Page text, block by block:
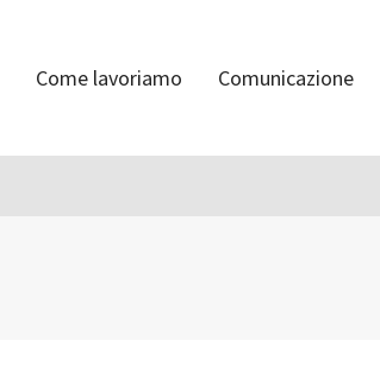
Come lavoriamo Comunicazione